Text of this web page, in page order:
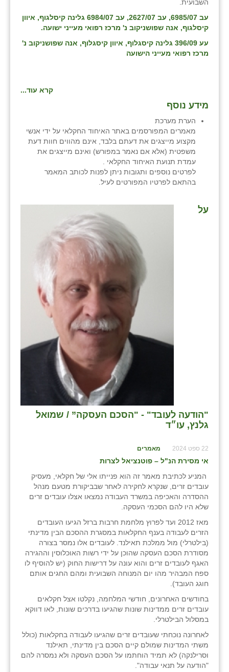
השבועית.
עב 6985/07, עב 2627/07, עב 6984/07 גלינה קיסלגוף, איוון
קיסלגוף, אנה שפושניקוב נ' מרכז רפואי מעייני ישועה.
עע 396/09 גלינה קיסגלוף, איוון קיסגלוף, אנה שפושניקוב נ'
מרכז רפואי מעייני הישועה
קרא עוד...
מידע נוסף
הערת מערכת
מאמרים המפורסמים באתר האיחוד החקלאי על ידי אנשי
מקצוע מייצגים את דעתם בלבד, אינם מהווים חוות דעת
משפטית (אלא אם נאמר במפורש) ואינם מייצגים את
עמדת תנועת האיחוד החקלאי .
לפרטים נוספים ותגובות ניתן לפנות לכותב המאמר
בהתאם לפרטיו המפורטים לעיל.
על
"הודעה לעובד" - "הסכם העסקה” / שמואל
גלנץ, עו״ד
22 ספט 2024 מאמרים
אי מסירת הנ"ל – פוטנציאל לצרות
המניע לכתיבת מאמר זה הוא פנייתו אלי של חקלאי, מעסיק
עובדים זרים, שנקרא לחקירה לאחר שבביקורת מטעם מנהל
ההסדרה והאכיפה במשרד העבודה נמצאו אצלו עובדים זרים
שלא היו להם הסכמי העסקה.
מאז 2012 ועד לפרוץ מלחמת חרבות ברזל הגיעו העובדים
הזרים לעבודה בענף החקלאות במסגרת ההסכם הבין מדינתי
(בילטרלי) מול ממלכת תאילנד. לעובדים אלו נמסר בצורה
מסודרת הסכם העסקה שהוכן על ידי רשות האוכלוסין וההגירה
האגף לעובדים זרים והוא עונה על דרישות החוק (יש להוסיף לו
ספח המבהיר מהו יום המנוחה השבועית ומהם החגים אותם
חוגג העובד).
בחודשים האחרונים, חודשי המלחמה, נקלטו אצל חקלאים
עובדים זרים ממדינות שונות שהגיעו בדרכים שונות, לאו דווקא
במסלול הבילטרלי.
לאחרונה נוכחתי שעובדים זרים שהגיעו לעבודה בחקלאות (כולל
משתי המדינות שמולם קיים הסכם בין מדינתי, תאילנד
וסרילנקה) לא תמיד הוחתמו על הסכם העסקה ולא נמסרה להם
"הודעה על תנאי עבודה".